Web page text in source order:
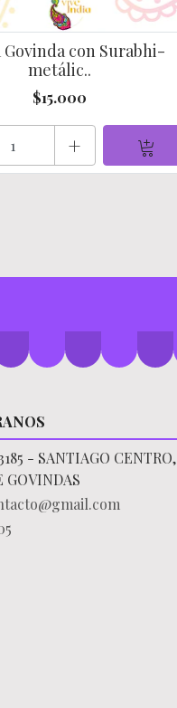
Govinda con Surabhi-
metálic..
$15.000
+
- SANTIAGO CENTRO,
GOVINDAS